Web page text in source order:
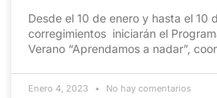
Desde el 10 de enero y hasta el 10
corregimientos iniciarán el
Verano “Aprendamos a nadar”,
Enero 4, 2023 No hay comentarios